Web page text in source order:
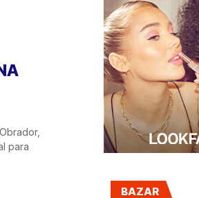
para
BAZAR